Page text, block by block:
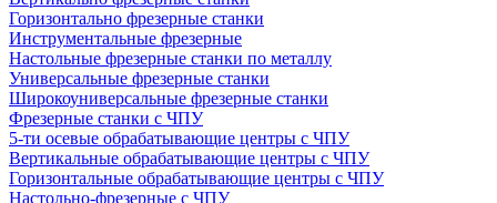
Горизонтально фрезерные станки
Инструментальные фрезерные
Настольные фрезерные станки по металлу
Универсальные фрезерные станки
Широкоуниверсальные фрезерные станки
Фрезерные станки с ЧПУ
5-ти осевые обрабатывающие центры с ЧПУ
Вертикальные обрабатывающие центры с ЧПУ
Горизонтальные обрабатывающие центры с ЧПУ
Настольно-фрезерные с ЧПУ